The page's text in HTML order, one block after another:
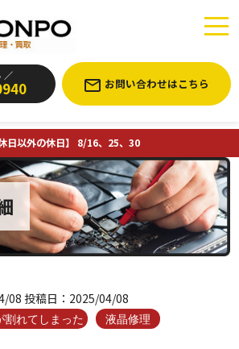
／
お問い合わせはこちら
休日以外の休日】 8/16、25、30
08 投稿日： 2025/04/08
割れてしまった 液晶修理